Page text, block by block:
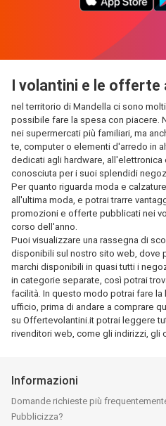
I volantini e le offerte
nel territorio di Mandella ci sono
possibile fare la spesa con piacere.
nei supermercati più familiari, ma
te, computer o elementi d'arredo in
dedicati agli hardware, all'elettronica
conosciuta per i suoi splendidi
Per quanto riguarda moda e
all'ultima moda, e potrai trarre
promozioni e offerte pubblicati nei
corso dell'anno.
Puoi visualizzare una rassegna di
disponibili sul nostro sito web, dove
marchi disponibili in quasi tutti i
in categorie separate, così potrai
facilità. In questo modo potrai fare la
ufficio, prima di andare a comprare
su Offertevolantini.it potrai leggere
rivenditori web, come gli indirizzi, gli
Informazioni
Domande richieste più
Pubblicizza?